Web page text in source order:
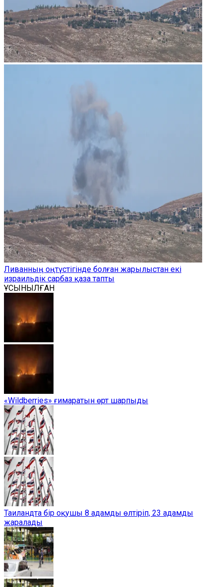
Ливанның оңтүстігінде болған жарылыстан екі
израильдік сарбаз қаза тапты
ҰСЫНЫЛҒАН
«Wildberries» ғимаратын өрт шарпыды
Таиландта бір оқушы 8 адамды өлтіріп, 23 адамды
жаралады